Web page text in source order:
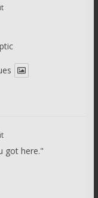
got here."